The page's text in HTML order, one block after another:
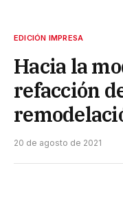
EDICIÓN IMPRESA
Hacia la
refacción
20 de agosto de 2021